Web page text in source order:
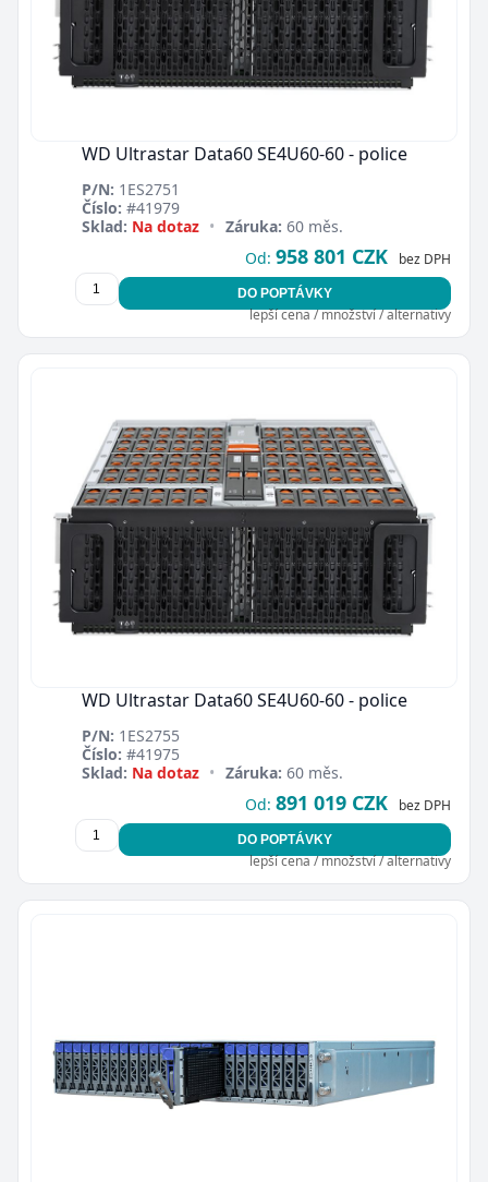
WD Ultrastar Data60 SE4U60-60 - police
P/N: 1ES2751
Číslo: #41979
Sklad: Na dotaz • Záruka: 60 měs.
Od: 958 801 CZK bez DPH
DO POPTÁVKY
lepší cena / množství / alternativy
WD Ultrastar Data60 SE4U60-60 - police
P/N: 1ES2755
Číslo: #41975
Sklad: Na dotaz • Záruka: 60 měs.
Od: 891 019 CZK bez DPH
DO POPTÁVKY
lepší cena / množství / alternativy